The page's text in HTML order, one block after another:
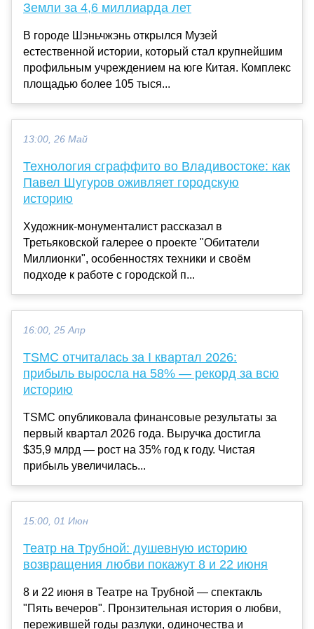
Земли за 4,6 миллиарда лет
В городе Шэньчжэнь открылся Музей
естественной истории, который стал крупнейшим
профильным учреждением на юге Китая. Комплекс
площадью более 105 тыся...
13:00, 26 Май
Технология сграффито во Владивостоке: как
Павел Шугуров оживляет городскую
историю
Художник-монументалист рассказал в
Третьяковской галерее о проекте "Обитатели
Миллионки", особенностях техники и своём
подходе к работе с городской п...
16:00, 25 Апр
TSMC отчиталась за I квартал 2026:
прибыль выросла на 58% — рекорд за всю
историю
TSMC опубликовала финансовые результаты за
первый квартал 2026 года. Выручка достигла
$35,9 млрд — рост на 35% год к году. Чистая
прибыль увеличилась...
15:00, 01 Июн
Театр на Трубной: душевную историю
возвращения любви покажут 8 и 22 июня
8 и 22 июня в Театре на Трубной — спектакль
"Пять вечеров". Пронзительная история о любви,
пережившей годы разлуки, одиночества и